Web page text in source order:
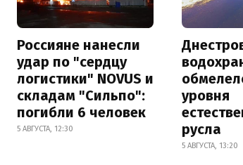
Россияне нанесли
удар по "сердцу
логистики" NOVUS и
складам "Сильпо":
погибли 6 человек
5 АВГУСТА, 12:30
уровня
русла
5 АВГУСТА, 13:20